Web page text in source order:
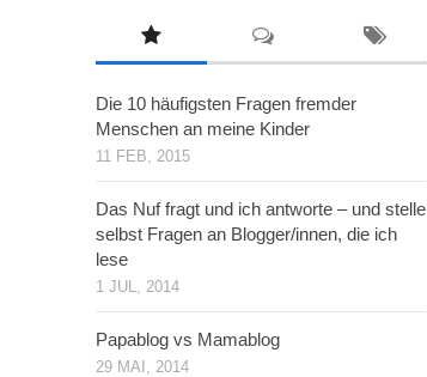
Die 10 häufigsten Fragen fremder
Menschen an meine Kinder
11 FEB, 2015
Das Nuf fragt und ich antworte – und stelle
selbst Fragen an Blogger/innen, die ich
lese
1 JUL, 2014
Papablog vs Mamablog
29 MAI, 2014